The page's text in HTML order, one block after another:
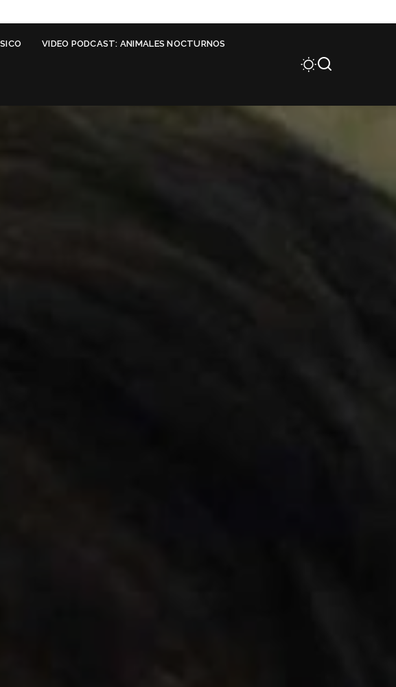
VIDEO PODCAST: ANIMALES NOCTURNOS